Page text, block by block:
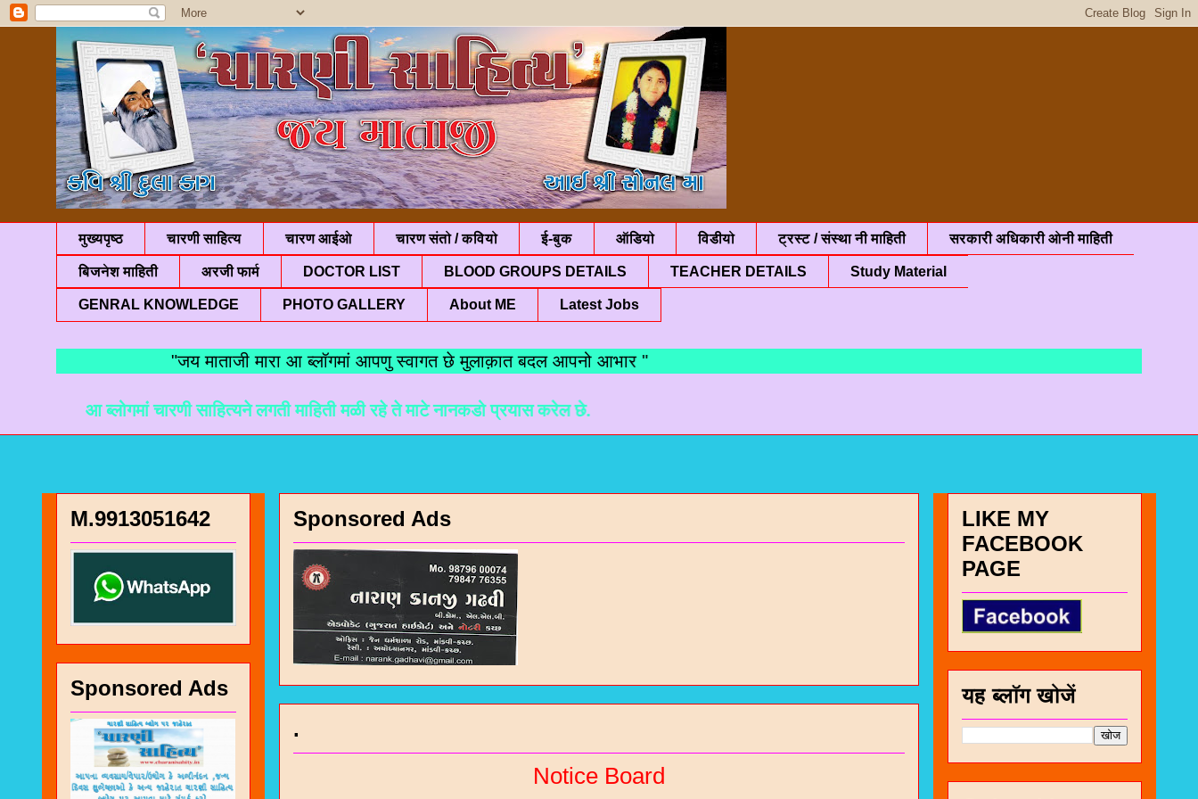
मुख्यपृष्ठ चारणी साहित्य चारण आईओ चारण संतो / कवियो ई-बुक ऑडियो विडीयो ट्रस्ट / संस्था नी माहिती सरकारी अधिकारी ओनी माहिती
बिजनेश माहिती अरजी फार्म DOCTOR LIST BLOOD GROUPS DETAILS TEACHER DETAILS Study Material
GENRAL KNOWLEDGE PHOTO GALLERY About ME Latest Jobs
"जय माताजी मारा आ ब्लॉगमां आपणु स्वागत छे मुलाक़ात बदल आपनो आभार "
आ ब्लोगमां चारणी साहित्यने लगती माहिती मळी रहे ते माटे नानकडो प्रयास करेल छे.
Sponsored Ads
.
Notice Board
M.9913051642
Sponsored Ads
LIKE MY
FACEBOOK
PAGE
यह ब्लॉग खोजें